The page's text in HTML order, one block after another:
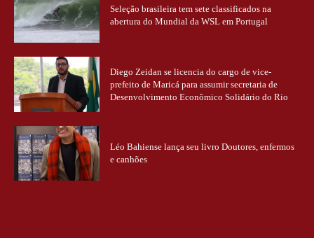
Seleção brasileira tem sete classificados na
abertura do Mundial da WSL em Portugal
Diego Zeidan se licencia do cargo de vice-
prefeito de Maricá para assumir secretaria de
Desenvolvimento Econômico Solidário do Rio
Léo Bahiense lança seu livro Doutores, enfermos
e canhões